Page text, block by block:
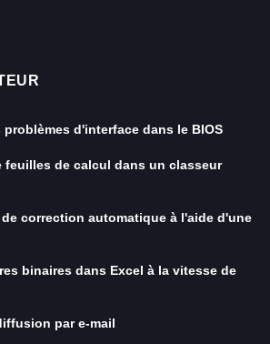
problèmes d'interface dans le BIOS
feuilles de calcul dans un classeur
correction automatique à l'aide d'une
binaires dans Excel à la vitesse de
par e-mail